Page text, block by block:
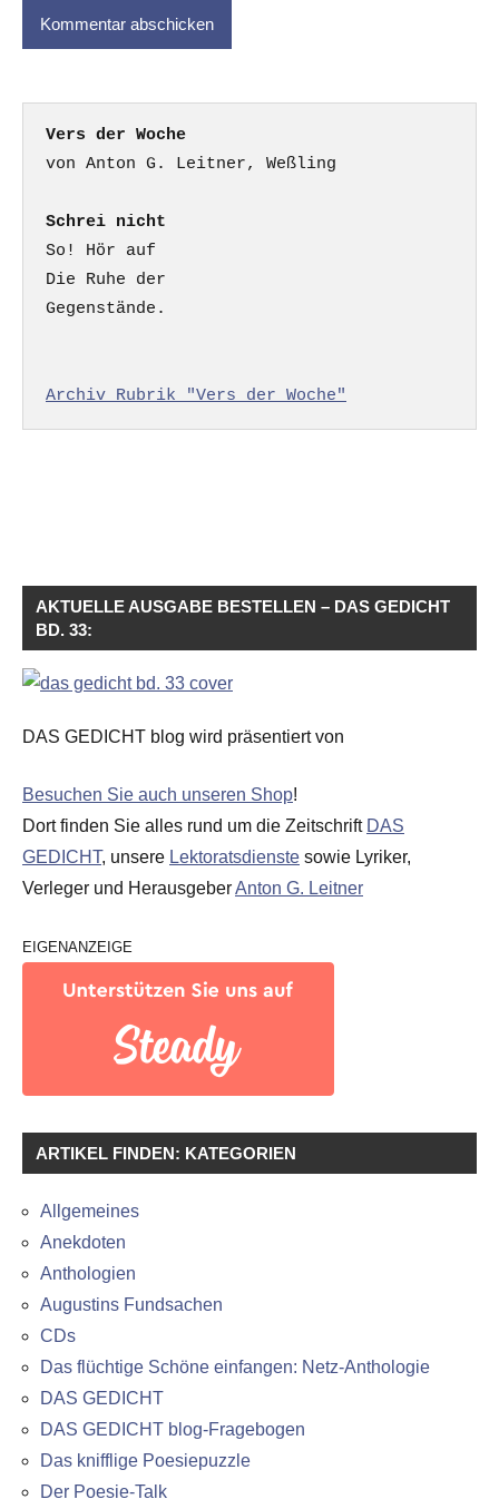
Vers der Woche
Schrei nicht
So! Hör auf
Die Ruhe der
Gegenstände.
Archiv Rubrik "Vers der Woche"
AKTUELLE AUSGABE BESTELLEN – DAS GEDICHT
BD. 33:
DAS GEDICHT blog wird präsentiert von
Besuchen Sie auch unseren Shop!
Dort finden Sie alles rund um die Zeitschrift DAS
GEDICHT, unsere Lektoratsdienste sowie Lyriker,
Verleger und HerausgeberAnton G. Leitner
EIGENANZEIGE
ARTIKEL FINDEN: KATEGORIEN
Allgemeines
Anekdoten
Anthologien
Augustins Fundsachen
CDs
Das flüchtige Schöne einfangen: Netz-Anthologie
DAS GEDICHT
DAS GEDICHT blog-Fragebogen
Das knifflige Poesiepuzzle
Der Poesie-Talk